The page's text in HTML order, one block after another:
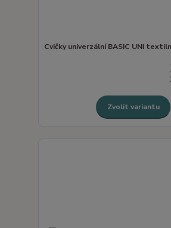
Cvičky univerzální BASIC UNI
Zvolit variantu